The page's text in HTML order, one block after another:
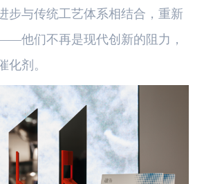
步与传统工艺体系相结合，重新
他们不再是现代创新的阻力，
化剂。